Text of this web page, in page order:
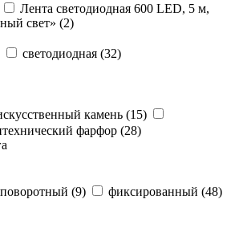
Лента светодиодная 600 LED, 5 м,
свет» (2)
светодиодная (32)
камень (15)
фарфор (28)
поворотный (9) фиксированный (48)